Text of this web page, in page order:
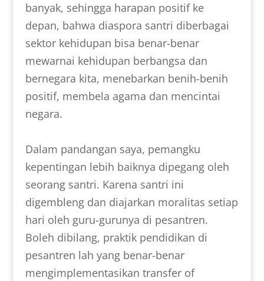
banyak, sehingga harapan positif ke
depan, bahwa diaspora santri diberbagai
sektor kehidupan bisa benar-benar
mewarnai kehidupan berbangsa dan
bernegara kita, menebarkan benih-benih
positif, membela agama dan mencintai
negara.
Dalam pandangan saya, pemangku
kepentingan lebih baiknya dipegang oleh
seorang santri. Karena santri ini
digembleng dan diajarkan moralitas setiap
hari oleh guru-gurunya di pesantren.
Boleh dibilang, praktik pendidikan di
pesantren lah yang benar-benar
mengimplementasikan transfer of